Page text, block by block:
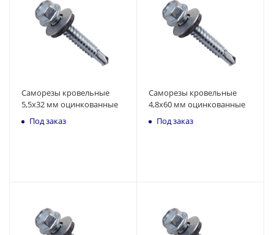
Саморезы кровельные
5,5x32 мм оцинкованные
Под заказ
Саморезы кровельные
4,8x60 мм оцинкованные
Под заказ